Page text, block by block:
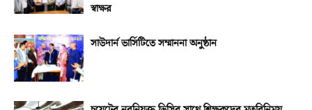
স্বাক্ষর
সাউদার্ন ভার্সিটিতে সম্মাননা অনুষ্ঠান